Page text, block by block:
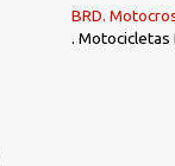
BRD.
. Motocicletas